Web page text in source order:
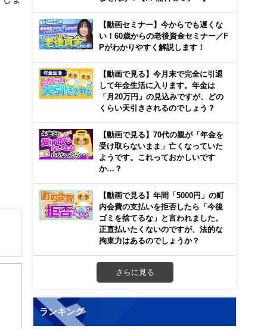
き
【動画セミナー】今からでも遅くな
い！60歳からの老後資金セミナー／F
Pがわかりやすく解説します！
【動画で見る】今月末で完全に引退
して年金生活に入ります。年金は
「月20万円」の見込みですが、どの
くらい天引きされるのでしょう？
【動画で見る】70代の親が「年金を
受け取らないまま」亡くなっていた
ようです。これっておかしいです
か…？
【動画で見る】年間「5000円」の町
内会費の支払いを拒否したら「今後
ゴミを捨てるな」と言われました。
正直払いたくないのですが、法的な
拘束力はあるのでしょうか？
さらに見る
ランキング